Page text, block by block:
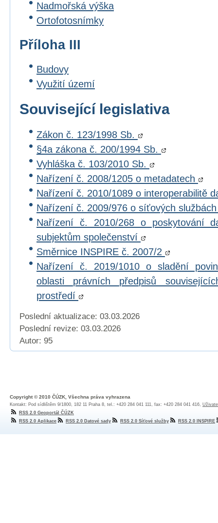
Nadmořská výška
Ortofotosnímky
Příloha III
Budovy
Využití území
Související legislativa
Zákon č. 123/1998 Sb.
§4a zákona č. 200/1994 Sb.
Vyhláška č. 103/2010 Sb.
Nařízení č. 2008/1205 o metadatech
Nařízení č. 2010/1089 o interoperabilitě
Nařízení č. 2009/976 o síťových
Nařízení č. 2010/268 o poskytování
subjektům společenství
Směrnice INSPIRE č. 2007/2
Nařízení č. 2019/1010 o sladění
oblasti právních předpisů
prostředí
Poslední aktualizace: 03.03.2026
Poslední revize: 03.03.2026
Autor: 95
Copyright © 2010 ČÚZK, Všechna práva vyhrazena
Kontakt: Pod sídlištěm 9/1800, 182 11 Praha 8, tel.: +420 284 041 111, fax: +420 284 041 416,
RSS 2.0 Geoportál ČÚZK
RSS 2.0 Aplikace
RSS 2.0 Datové sady RSS 2.0 Síťové služby RSS 2.0 INSPIRE